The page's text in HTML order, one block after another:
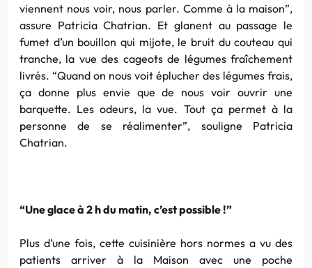
viennent nous voir, nous parler. Comme à la maison”,
assure Patricia Chatrian. Et glanent au passage le
fumet d’un bouillon qui mijote, le bruit du couteau qui
tranche, la vue des cageots de légumes fraîchement
livrés. “Quand on nous voit éplucher des légumes frais,
ça donne plus envie que de nous voir ouvrir une
barquette. Les odeurs, la vue. Tout ça permet à la
personne de se réalimenter”, souligne Patricia
Chatrian.
“Une glace à 2 h du matin, c’est possible !”
Plus d’une fois, cette cuisinière hors normes a vu des
patients arriver à la Maison avec une poche